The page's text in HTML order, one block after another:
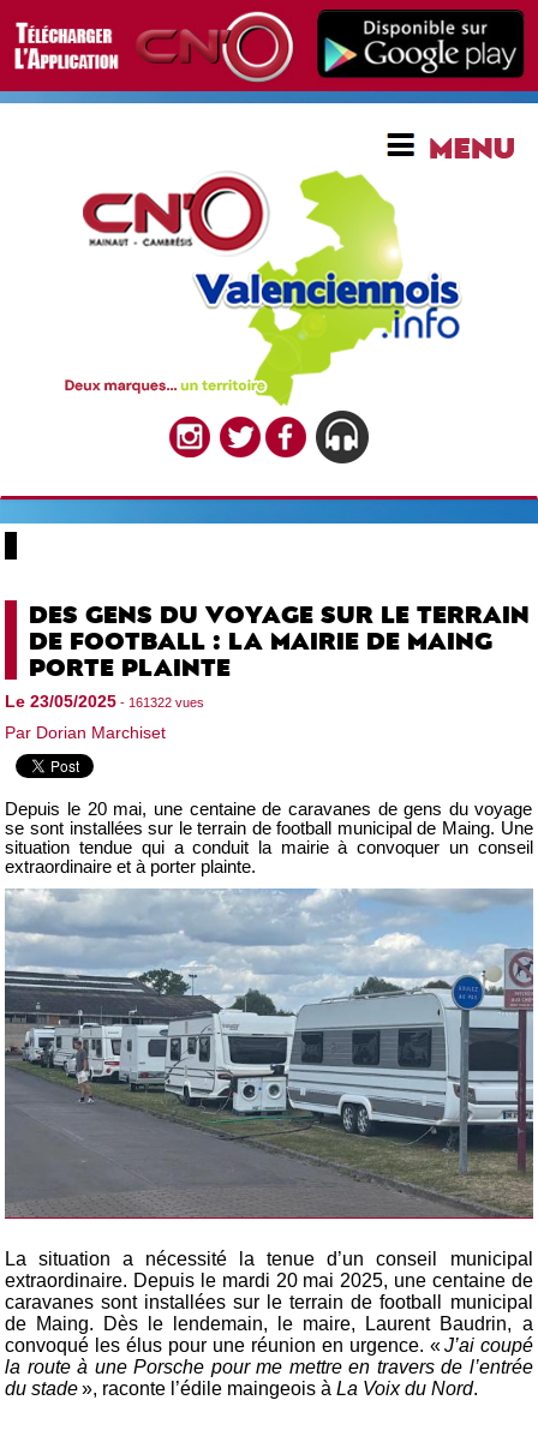
DES GENS DU VOYAGE SUR LE TERRAIN
DE FOOTBALL : LA MAIRIE DE MAING
PORTE PLAINTE
Le 23/05/2025 - 161322 vues
Par Dorian Marchiset
Depuis le 20 mai, une centaine de caravanes de gens du voyage
se sont installées sur le terrain de football municipal de Maing. Une
situation tendue qui a conduit la mairie à convoquer un conseil
extraordinaire et à porter plainte.
La situation a nécessité la tenue d’un conseil municipal
extraordinaire. Depuis le mardi 20 mai 2025, une centaine de
caravanes sont installées sur le terrain de football municipal
de Maing. Dès le lendemain, le maire, Laurent Baudrin, a
convoqué les élus pour une réunion en urgence. «J’ai coupé
la route à une Porsche pour me mettre en travers de l’entrée
du stade», raconte l’édile maingeois àLa Voix du Nord.